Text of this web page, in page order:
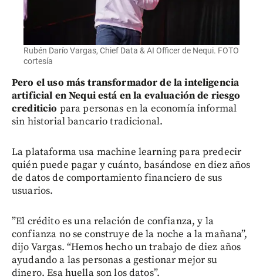
Rubén Darío Vargas, Chief Data & AI Officer de Nequi. FOTO
cortesía
Pero el uso más transformador de la inteligencia
artificial en Nequi está en la evaluación de riesgo
crediticio para personas en la economía informal
sin historial bancario tradicional.
La plataforma usa machine learning para predecir
quién puede pagar y cuánto, basándose en diez años
de datos de comportamiento financiero de sus
usuarios.
”El crédito es una relación de confianza, y la
confianza no se construye de la noche a la mañana”,
dijo Vargas. “Hemos hecho un trabajo de diez años
ayudando a las personas a gestionar mejor su
dinero. Esa huella son los datos”.